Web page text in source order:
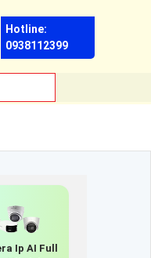
Hotline:
0938112399
Ip AI Full